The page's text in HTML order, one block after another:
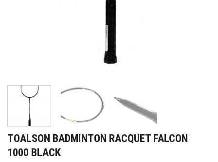
TOALSON BADMINTON RACQUET FALCON
1000 BLACK